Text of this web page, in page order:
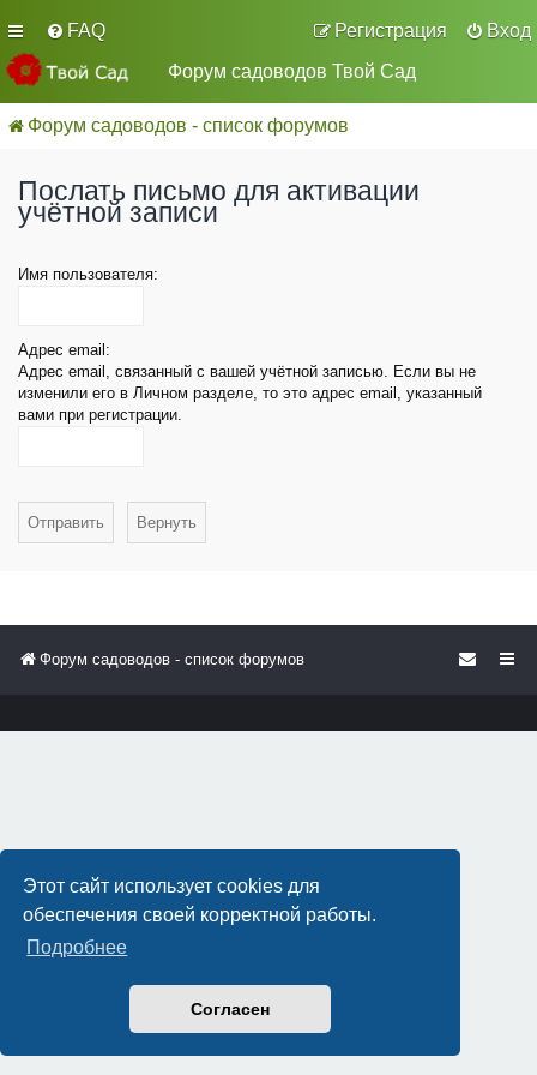
Этот сайт использует cookies для
обеспечения своей корректной работы.
Подробнее
Согласен
FAQ Вход
Регистрация
Форум садоводов Твой Сад
Форум садоводов - список форумов
Послать письмо для активации
учётной записи
Имя пользователя:
Адрес email:
Адрес email, связанный с вашей учётной записью. Если вы не
изменили его в Личном разделе, то это адрес email, указанный
вами при регистрации.
Форум садоводов - список форумов